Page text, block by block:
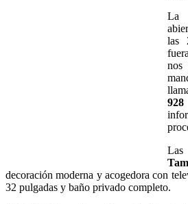
La
las
nos
Las
decoración moderna y acogedora con
32 pulgadas y baño privado completo.